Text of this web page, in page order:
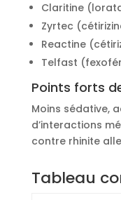
Claritine
Zyrtec
Reactine
Telfast
Points forts
Moins sédative,
d’interactions
contre rhinite
Tableau